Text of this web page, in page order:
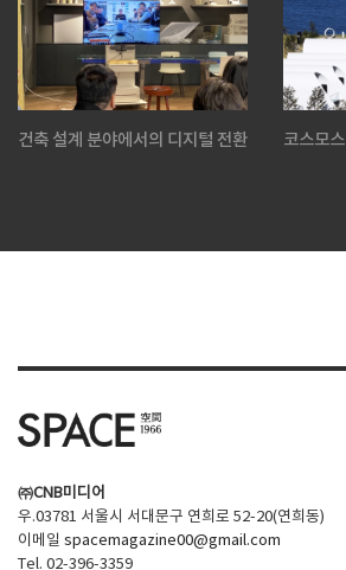
건축 설계 분야에서의 디지털 전환 코스모스
㈜CNB미디어
우.03781 서울시 서대문구 연희로 52-20(연희동)
이메일 spacemagazine00@gmail.com
Tel. 02-396-3359